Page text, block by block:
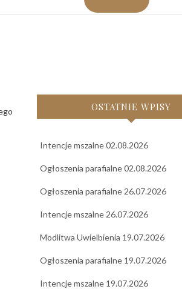
OSTATNIE WPISY
Intencje mszalne 02.08.2026
Ogłoszenia parafialne 02.08.2026
Ogłoszenia parafialne 26.07.2026
Intencje mszalne 26.07.2026
Modlitwa Uwielbienia 19.07.2026
Ogłoszenia parafialne 19.07.2026
Intencje mszalne 19.07.2026